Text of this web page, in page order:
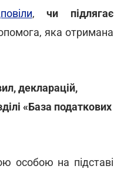
,чи підлягає
яка отримана
декларацій,
«База податкових
особою на підставі